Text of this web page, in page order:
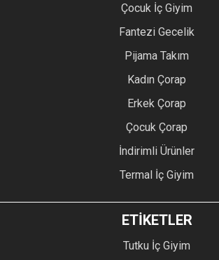
Çocuk İç Giyim
Fantezi Gecelik
Pijama Takım
Kadın Çorap
Erkek Çorap
Çocuk Çorap
İndirimli Ürünler
Termal İç Giyim
ETİKETLER
Tutku İç Giyim